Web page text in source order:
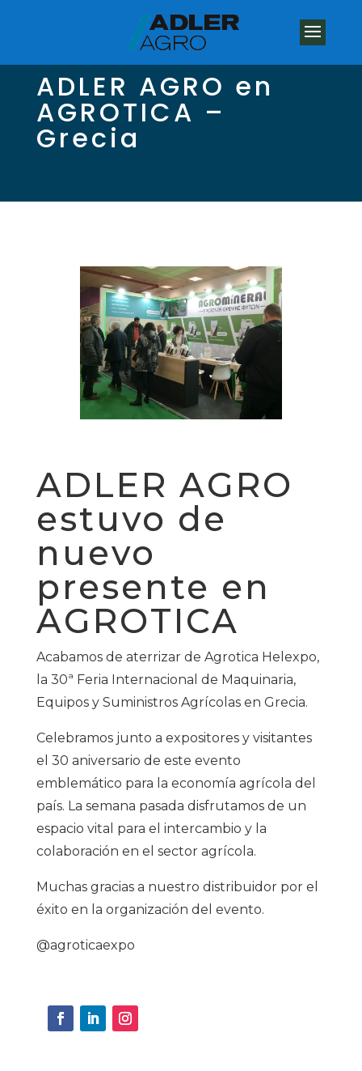
ADLER AGRO en
AGROTICA –
Grecia
ADLER AGRO
estuvo de
nuevo
presente en
AGROTICA
Acabamos de aterrizar de Agrotica Helexpo,
la 30ª Feria Internacional de Maquinaria,
Equipos y Suministros Agrícolas en Grecia.
Celebramos junto a expositores y visitantes
el 30 aniversario de este evento
emblemático para la economía agrícola del
país. La semana pasada disfrutamos de un
espacio vital para el intercambio y la
colaboración en el sector agrícola.
Muchas gracias a nuestro distribuidor por el
éxito en la organización del evento.
@agroticaexpo